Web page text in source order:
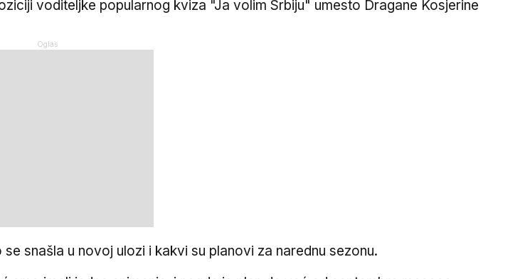
voditeljke popularnog kviza "Ja volim Srbiju" umesto Dragane Kosjerine
snašla u novoj ulozi i kakvi su planovi za narednu sezonu.